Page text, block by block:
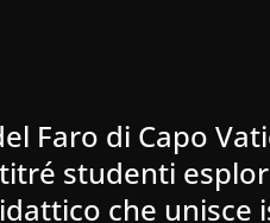
Faro di Capo
studenti
che unisce